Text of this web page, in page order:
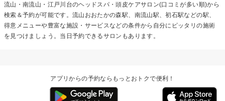
流山・南流山・江戸川台のヘッドスパ・頭皮ケアサロン(口コミが多い順)から
検索＆予約が可能です。流山おおたかの森駅、南流山駅、初石駅などの駅、
得意メニューや豊富な施設・サービスなどの条件から自分にピッタリの施術
を見つけましょう。当日予約できるサロンもあります。
アプリからの予約ならもっとおトクで便利！